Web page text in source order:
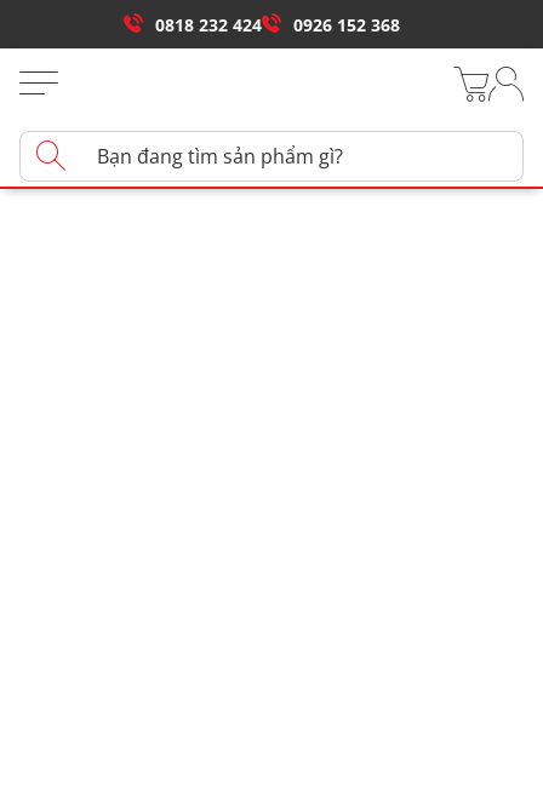
0818 232 424 0926 152 368